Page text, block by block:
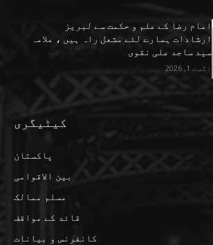
امام رضا کے علم و حکمت سے لبریز
ارشادات ہمارے لئے مشعل راہ ہیں ، علامہ
سید ساجد علی نقوی
اگست 1, 2026
کیٹیگری
پاکستان
بین الاقوامی
مسلم ممالک
قائد کے مواقف
کانفرنس و بیانات